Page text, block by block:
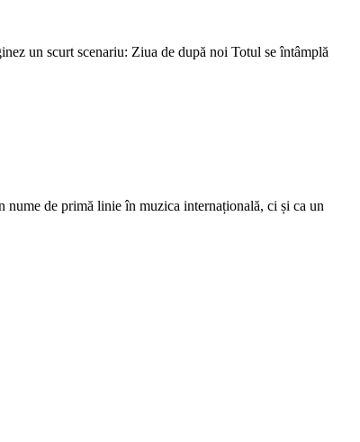
un scurt scenariu: Ziua de după noi Totul se întâmplă
de primă linie în muzica internațională, ci și ca un